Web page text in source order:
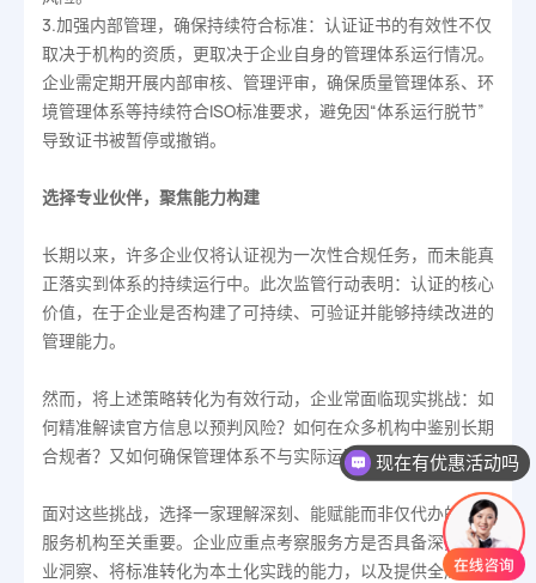
3.加强内部管理，确保持续符合标准：认证证书的有效性不仅
取决于机构的资质，更取决于企业自身的管理体系运行情况。
企业需定期开展内部审核、管理评审，确保质量管理体系、环
境管理体系等持续符合ISO标准要求，避免因“体系运行脱节”
导致证书被暂停或撤销。
选择专业伙伴，聚焦能力构建
长期以来，许多企业仅将认证视为一次性合规任务，而未能真
正落实到体系的持续运行中。此次监管行动表明：认证的核心
价值，在于企业是否构建了可持续、可验证并能够持续改进的
管理能力。
然而，将上述策略转化为有效行动，企业常面临现实挑战：如
何精准解读官方信息以预判风险？如何在众多机构中鉴别长期
合规者？又如何确保管理体系不与实际运营脱节？
面对这些挑战，选择一家理解深刻、能赋能而非仅代办的专业
服务机构至关重要。企业应重点考察服务方是否具备深刻的行
业洞察、将标准转化为本土化实践的能力，以及提供全周期陪
可以介绍下你们的产品么
现在有优惠活动吗